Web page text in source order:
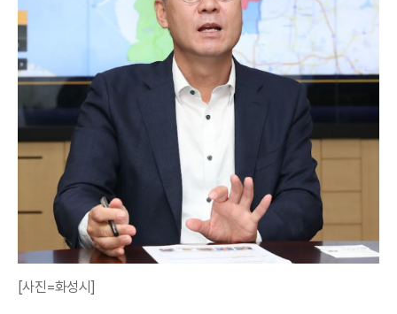
[사진=화성시]